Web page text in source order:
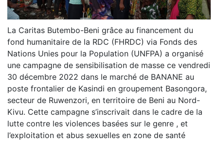
La Caritas Butembo-Beni grâce au financement du
fond humanitaire de la RDC (FHRDC) via Fonds des
Nations Unies pour la Population (UNFPA) a organisé
une campagne de sensibilisation de masse ce vendredi
30 décembre 2022 dans le marché de BANANE au
poste frontalier de Kasindi en groupement Basongora,
secteur de Ruwenzori, en territoire de Beni au Nord-
Kivu. Cette campagne s’inscrivait dans le cadre de la
lutte contre les violences basées sur le genre , et
l’exploitation et abus sexuelles en zone de santé